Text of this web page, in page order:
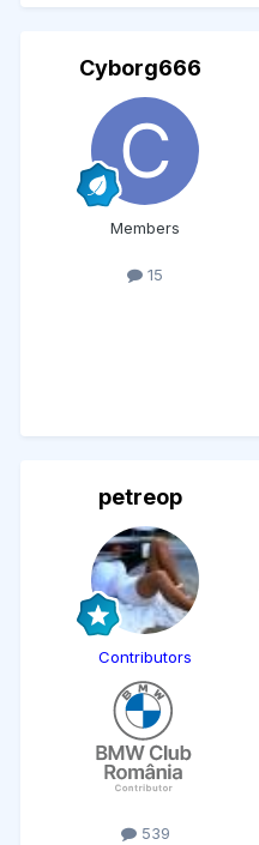
Cyborg666
Members
15
petreop
Contributors
539